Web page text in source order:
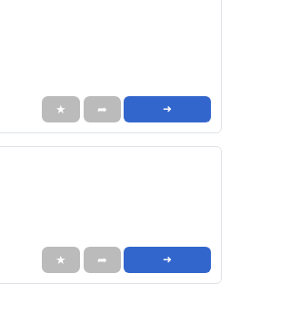
★ ➦ ➜
★ ➦ ➜